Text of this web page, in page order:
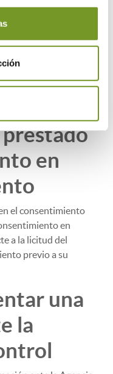
actúa en
sus datos, en
y Rehabilitación
el
en
el consentimiento
en
a la licitud del
previo a su
una
la